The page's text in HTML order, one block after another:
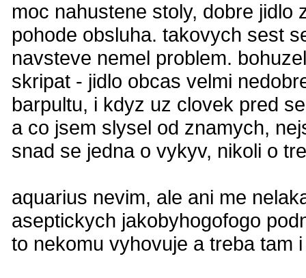
moc nahustene stoly, dobre
pohode obsluha. takovych sest
navsteve nemel problem.
skripat - jidlo obcas velmi
barpultu, i kdyz uz clovek pred
a co jsem slysel od znamych,
snad se jedna o vykyv, nikoli o
aquarius nevim, ale ani me
aseptickych jakobyhogofogo
to nekomu vyhovuje a treba tam